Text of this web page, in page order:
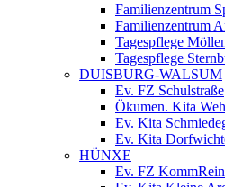
Familienzentrum
Familienzentrum
Tagespflege
Tagespflege
DUISBURG-WALSUM
Ev. FZ Schulstraße
Ökumen. Kita
Ev. Kita
Ev. Kita
HÜNXE
Ev. FZ KommRein